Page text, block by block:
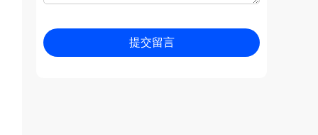
提交留言